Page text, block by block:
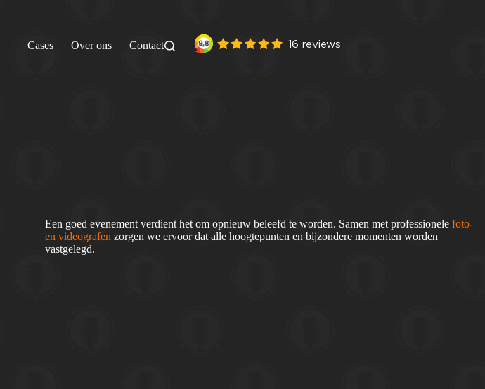
Cases Over ons Contact
Een goed evenement verdient het om opnieuw beleefd te worden. Samen met professionele foto-
en videografen zorgen we ervoor dat alle hoogtepunten en bijzondere momenten worden
vastgelegd.